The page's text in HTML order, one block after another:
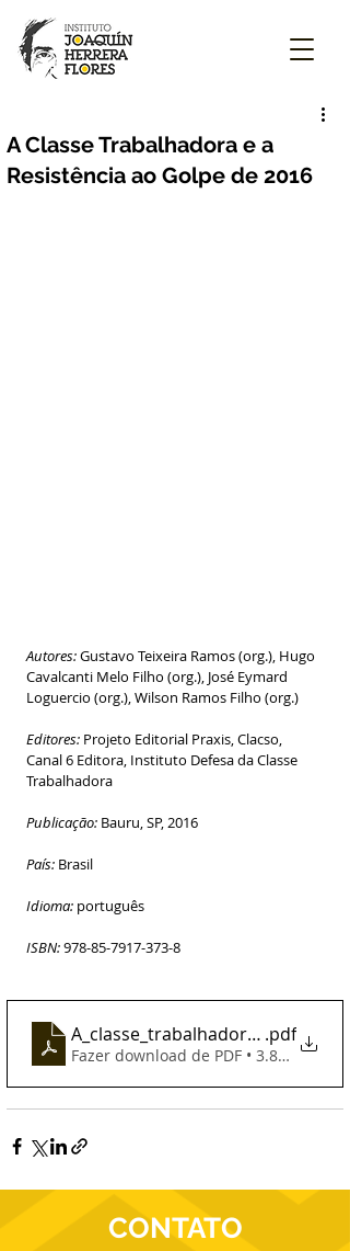
A Classe Trabalhadora e a
Resistência ao Golpe de 2016
Autores: Gustavo Teixeira Ramos (org.), Hugo
Cavalcanti Melo Filho (org.), José Eymard
Loguercio (org.), Wilson Ramos Filho (org.)
Editores: Projeto Editorial Praxis, Clacso,
Canal 6 Editora, Instituto Defesa da Classe
Trabalhadora
Publicação: Bauru, SP, 2016
País: Brasil
Idioma: português
ISBN: 978-85-7917-373-8
A_classe_trabalhadora-2016
.pdf
Fazer download de PDF • 3.88MB
CONTATO